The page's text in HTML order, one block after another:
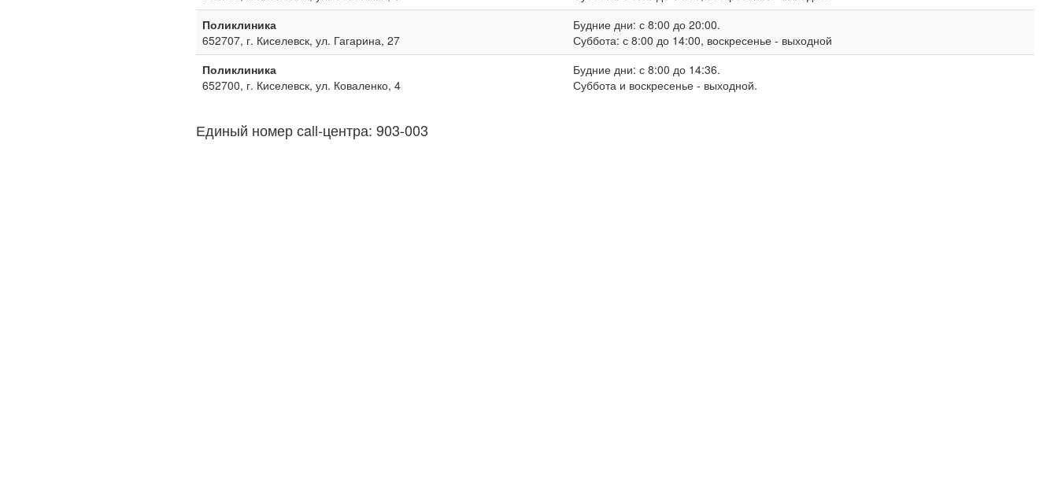
Поликлиника
652707, г. Киселевск, ул. Гагарина, 27
Будние дни: с 8:00 до 20:00.
Суббота: с 8:00 до 14:00, воскресенье - выходной
Поликлиника
652700, г. Киселевск, ул. Коваленко, 4
Будние дни: с 8:00 до 14:36.
Суббота и воскресенье - выходной.
Единый номер сall-центра: 903-003